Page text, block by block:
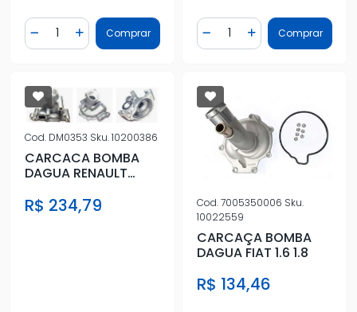
Diminuir Quantidade
Quantidade
Adicionar Quantidade
Comprar Diminuir Quantidade
Quantidade
AdicionarComprar
Cod. DM0353 Sku.10200386
CARCACA BOMBA
DAGUA RENAULT
7 2.0 16V
R$ 234,79 Cod.7005350006 Sku.
10022559
CARCAÇA BOMBA
DAGUA FIAT 1.6 1.8
R$ 134,46